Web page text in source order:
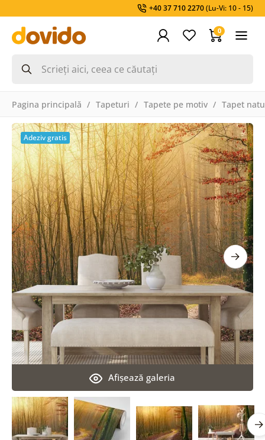
+40 37 710 2270(Lu-Vi: 10 - 15)
0
Pagina principală Tapeturi Tapete pe motiv Tapet
Afişează galeria
Adeziv gratis